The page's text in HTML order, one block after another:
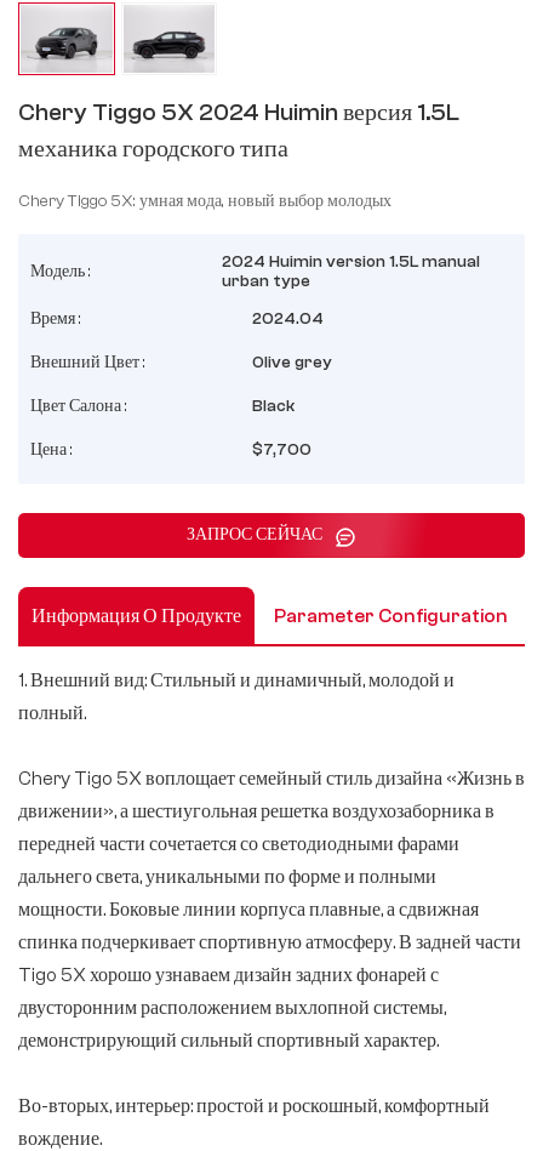
Chery Tiggo 5X 2024 Huimin версия 1.5L
механика городского типа
Chery Tiggo 5X: умная мода, новый выбор молодых
Модель :
2024 Huimin version 1.5L manual
urban type
Время :
2024.04
Внешний Цвет : Olive grey
Цвет Салона : Black
Цена : $7,700
ЗАПРОС СЕЙЧАС
Информация О Продукте Parameter Configuration
1. Внешний вид: Стильный и динамичный, молодой и
полный.
Chery Tigo 5X воплощает семейный стиль дизайна «Жизнь в
движении», а шестиугольная решетка воздухозаборника в
передней части сочетается со светодиодными фарами
дальнего света, уникальными по форме и полными
мощности. Боковые линии корпуса плавные, а сдвижная
спинка подчеркивает спортивную атмосферу. В задней части
Tigo 5X хорошо узнаваем дизайн задних фонарей с
двусторонним расположением выхлопной системы,
демонстрирующий сильный спортивный характер.
Во-вторых, интерьер: простой и роскошный, комфортный
вождение.